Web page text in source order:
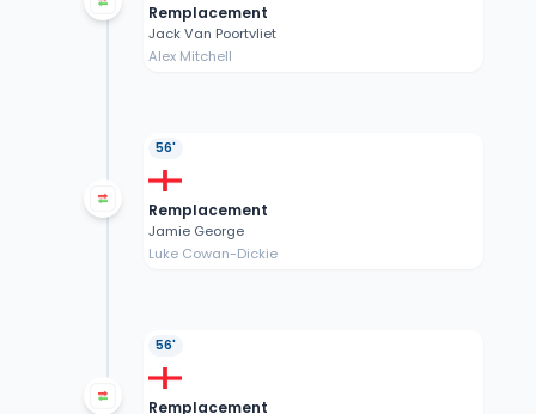
Remplacement
Jack Van Poortvliet
Alex Mitchell
56'
Remplacement
Jamie George
Luke Cowan-Dickie
56'
Remplacement